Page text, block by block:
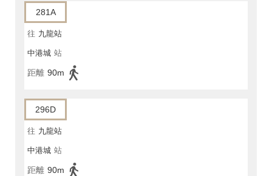
281A
往 九龍站
中港城 站
距離 90m
296D
往 九龍站
中港城 站
距離 90m